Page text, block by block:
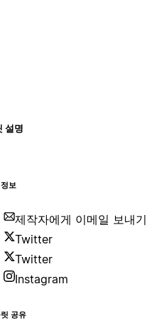
설명
보
제작자에게 이메일 보내기
Twitter
Twitter
Instagram
공유